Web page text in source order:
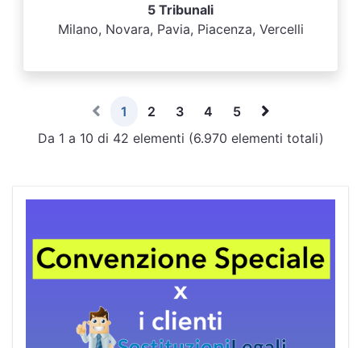
5 Tribunali
Milano, Novara, Pavia, Piacenza, Vercelli
1 2 3 4
5
Da 1 a 10 di 42 elementi (6.970 elementi totali)